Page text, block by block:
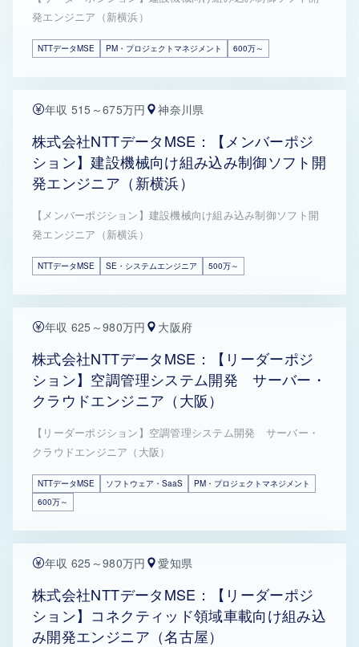
発エンジニア（新横浜）
NTTデータMSE PM・プロジェクトマネジメント 600万～
年収 515～675万円 神奈川県
株式会社NTTデータMSE：【メンバーポジ
ション】建設機械向け組み込み制御ソフト開
発エンジニア（新横浜）
【メンバーポジション】建設機械向け組み込み制御ソフト開
発エンジニア（新横浜）
NTTデータMSE SE・システムエンジニア 500万～
年収 625～980万円 大阪府
株式会社NTTデータMSE：【リーダーポジ
ション】空調管理システム開発 サーバー・
クラウドエンジニア（大阪）
【リーダーポジション】空調管理システム開発 サーバー・
クラウドエンジニア（大阪）
NTTデータMSE ソフトウェア・SaaS
PM・プロジェクトマネジメント
600万～
年収 625～980万円 愛知県
株式会社NTTデータMSE：【リーダーポジ
ション】コネクティッド領域車載向け組み込
み開発エンジニア（名古屋）